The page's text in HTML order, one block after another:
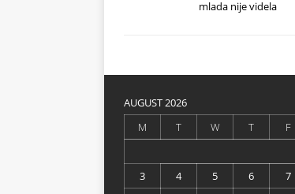
mlada nije videla
AUGUST 2026
M
T W T F
3
4 5 6 7